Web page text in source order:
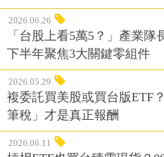
2026.06.26
「台股上看5萬5？」產業
下半年聚焦3大關鍵零組件
2026.05.29
複委託買美股或買台版ETF
筆稅」才是真正報酬
2026.06.11